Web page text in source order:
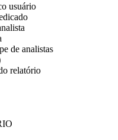
usuário
de analistas
relatório